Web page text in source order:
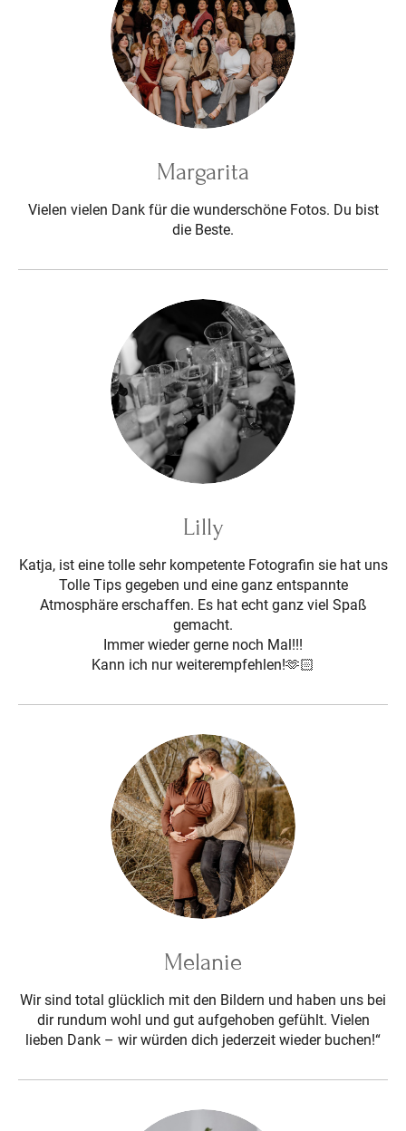
Margarita
Vielen vielen Dank für die wunderschöne Fotos. Du bist
die Beste.
Lilly
Katja, ist eine tolle sehr kompetente Fotografin sie hat uns
Tolle Tips gegeben und eine ganz entspannte
Atmosphäre erschaffen. Es hat echt ganz viel Spaß
gemacht.
Immer wieder gerne noch Mal!!!
Kann ich nur weiterempfehlen!🫶🏻
Melanie
Wir sind total glücklich mit den Bildern und haben uns bei
dir rundum wohl und gut aufgehoben gefühlt. Vielen
lieben Dank – wir würden dich jederzeit wieder buchen!“